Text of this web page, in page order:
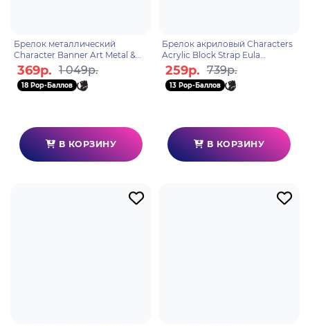
Брелок металлический
Character Banner Art Metal &
Resin Keychain Secretum
Secretorum Albedo 97469661
369р. 1 049р.
18 Pop-Баллов
В КОРЗИНУ
Брелок акриловый Characters
Acrylic Block Strap Eula
6974696611403
259р. 739р.
13 Pop-Баллов
В КОРЗИНУ